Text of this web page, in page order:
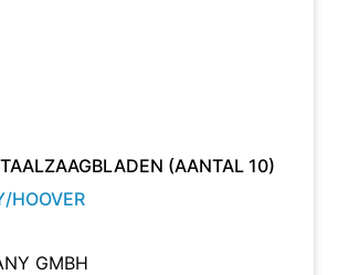
(AANTAL 10)
HOOVER
GMBH